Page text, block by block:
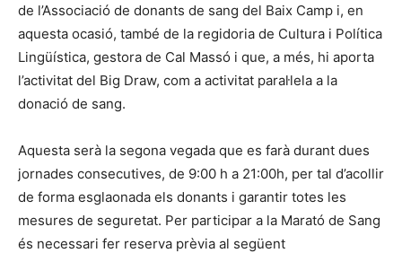
de l’Associació de donants de sang del Baix Camp i, en
aquesta ocasió, també de la regidoria de Cultura i Política
Lingüística, gestora de Cal Massó i que, a més, hi aporta
l’activitat del Big Draw, com a activitat paral·lela a la
donació de sang.
Aquesta serà la segona vegada que es farà durant dues
jornades consecutives, de 9:00 h a 21:00h, per tal d’acollir
de forma esglaonada els donants i garantir totes les
mesures de seguretat. Per participar a la Marató de Sang
és necessari fer reserva prèvia al següent